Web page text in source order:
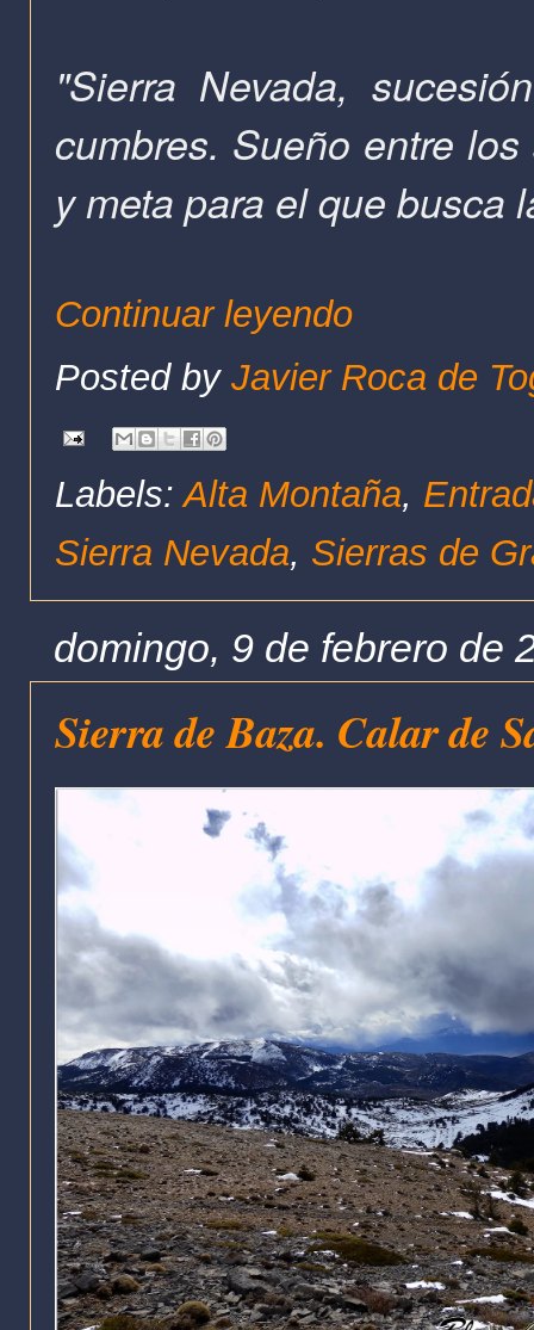
"Sierra Nevada,
cumbres. Sueño entre
y meta para el que busca
Continuar leyendo
Posted by Javier Roca de
Labels:Alta Montaña,
Sierra Nevada, Sierras de
domingo, 9 de febrero de
Sierra de Baza. Calar de